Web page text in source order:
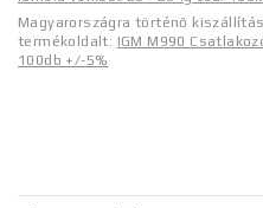
Magyarországra történő
termékoldalt: IGM M990
100db +/-5%